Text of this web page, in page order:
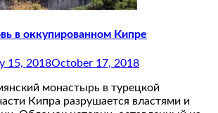
в оккупированном Кипре
15, 2018October 17, 2018
монастырь в турецкой
Кипра разрушается властями и